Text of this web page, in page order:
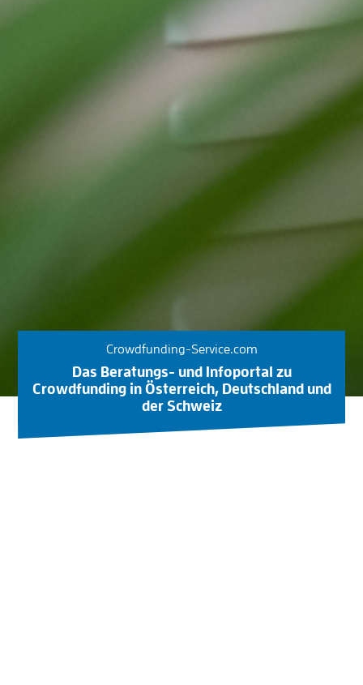
Crowdfunding-Service.com
Das Beratungs- und Infoportal zu
Crowdfunding in Österreich, Deutschland und
der Schweiz